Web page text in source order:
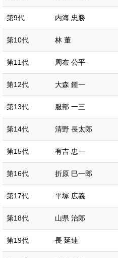
第9代 内海 忠勝
第10代 林 董
第11代 周布 公平
第12代 大森 鍾一
第13代 服部 一三
第14代 清野 長太郎
第15代 有吉 忠一
第16代 折原 巳一郎
第17代 平塚 広義
第18代 山県 治郎
第19代 長 延連